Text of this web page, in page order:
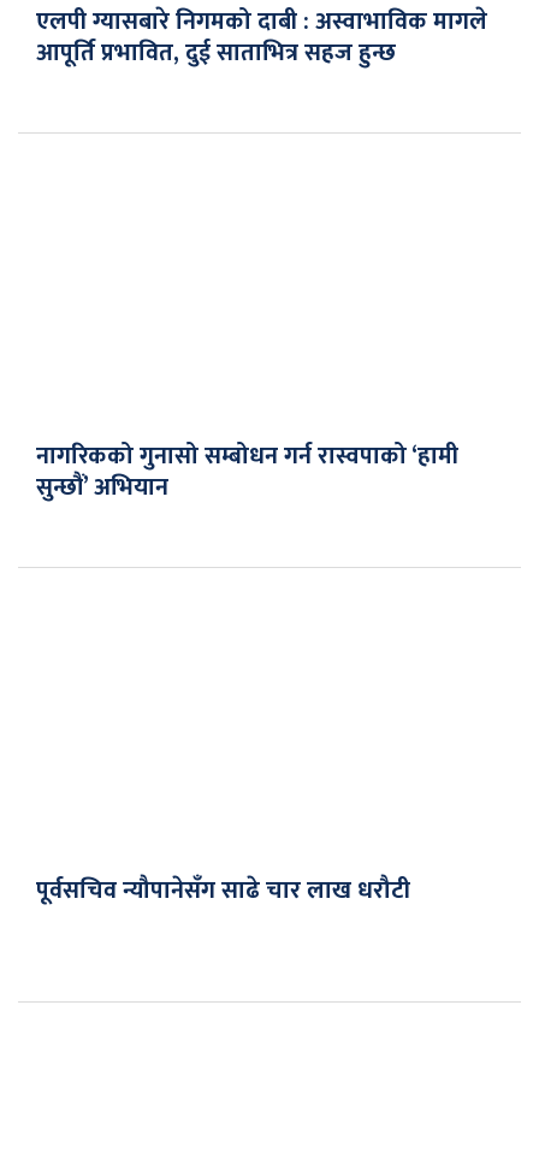
एलपी ग्यासबारे निगमको दाबी : अस्वाभाविक मागले
आपूर्ति प्रभावित, दुई साताभित्र सहज हुन्छ
नागरिकको गुनासो सम्बोधन गर्न रास्वपाको ‘हामी
सुन्छौं’ अभियान
पूर्वसचिव न्यौपानेसँग साढे चार लाख धरौटी